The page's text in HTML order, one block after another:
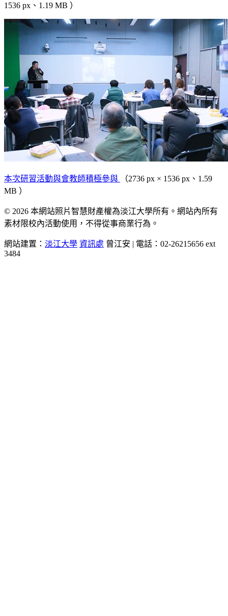
1536 px、1.19 MB ）
本次研習活動與會教師積極參與
（2736 px × 1536 px、1.59
MB ）
© 2026 本網站照片智慧財產權為淡江大學所有。網站內所有
素材限校內活動使用，不得從事商業行為。
網站建置： 淡江大學 資訊處 曾江安 | 電話：02-26215656 ext
3484